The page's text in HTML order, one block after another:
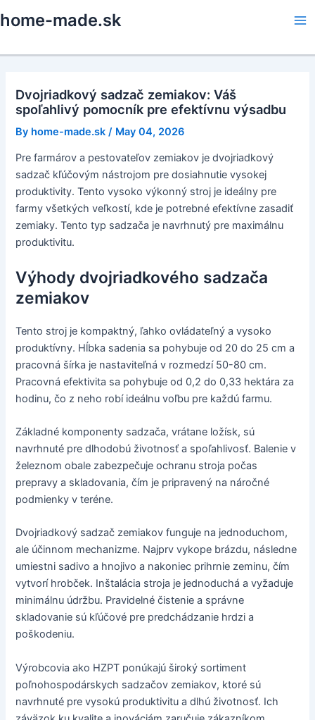
to
home-made.sk
Dvojriadkový sadzač zemiakov: Váš
spoľahlivý pomocník pre efektívnu výsadbu
By home-made.sk / May 04, 2026
Pre farmárov a pestovateľov zemiakov je dvojriadkový
sadzač kľúčovým nástrojom pre dosiahnutie vysokej
produktivity. Tento vysoko výkonný stroj je ideálny pre
farmy všetkých veľkostí, kde je potrebné efektívne zasadiť
zemiaky. Tento typ sadzača je navrhnutý pre maximálnu
produktivitu.
Výhody dvojriadkového sadzača
zemiakov
Tento stroj je kompaktný, ľahko ovládateľný a vysoko
produktívny. Hĺbka sadenia sa pohybuje od 20 do 25 cm a
pracovná šírka je nastaviteľná v rozmedzí 50-80 cm.
Pracovná efektivita sa pohybuje od 0,2 do 0,33 hektára za
hodinu, čo z neho robí ideálnu voľbu pre každú farmu.
Základné komponenty sadzača, vrátane ložísk, sú
navrhnuté pre dlhodobú životnosť a spoľahlivosť. Balenie v
železnom obale zabezpečuje ochranu stroja počas
prepravy a skladovania, čím je pripravený na náročné
podmienky v teréne.
Dvojriadkový sadzač zemiakov funguje na jednoduchom,
ale účinnom mechanizme. Najprv vykope brázdu, následne
umiestni sadivo a hnojivo a nakoniec prihrnie zeminu, čím
vytvorí hrobček. Inštalácia stroja je jednoduchá a vyžaduje
minimálnu údržbu. Pravidelné čistenie a správne
skladovanie sú kľúčové pre predchádzanie hrdzi a
poškodeniu.
Výrobcovia ako HZPT ponúkajú široký sortiment
poľnohospodárskych sadzačov zemiakov, ktoré sú
navrhnuté pre vysokú produktivitu a dlhú životnosť. Ich